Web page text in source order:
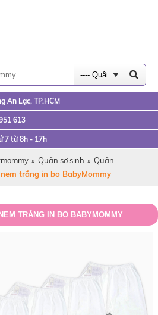
An Lạc, TP.HCM
613
7 từ 8h - 17h
» Quần sơ sinh » Quần
trắng in bo BabyMommy
TRẮNG IN BO BABYMOMMY